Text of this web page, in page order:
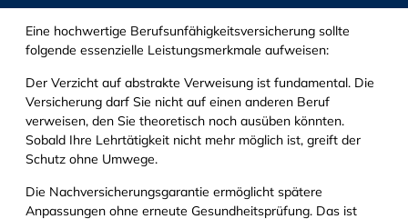
Eine hochwertige Berufsunfähigkeitsversicherung sollte
folgende essenzielle Leistungsmerkmale aufweisen:
Der Verzicht auf abstrakte Verweisung ist fundamental. Die
Versicherung darf Sie nicht auf einen anderen Beruf
verweisen, den Sie theoretisch noch ausüben könnten.
Sobald Ihre Lehrtätigkeit nicht mehr möglich ist, greift der
Schutz ohne Umwege.
Die Nachversicherungsgarantie ermöglicht spätere
Anpassungen ohne erneute Gesundheitsprüfung. Das ist